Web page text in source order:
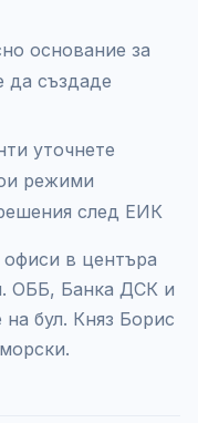
основание за
да създаде
уточнете
режими
след ЕИК
в центъра
ОББ, Банка ДСК и
бул. Княз Борис